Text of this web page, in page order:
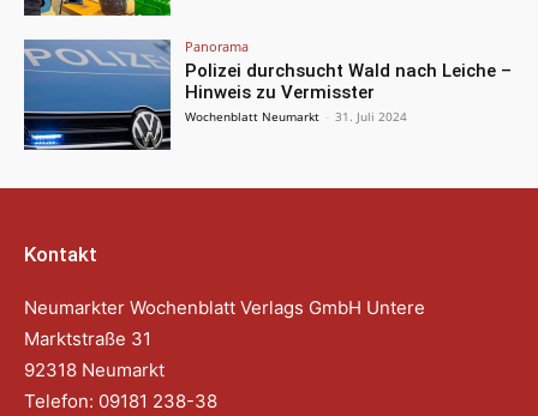
Panorama
Polizei durchsucht Wald nach Leiche –
Hinweis zu Vermisster
Wochenblatt Neumarkt - 31. Juli 2024
Kontakt
Neumarkter Wochenblatt Verlags GmbH Untere
Marktstraße 31
92318 Neumarkt
Telefon: 09181 238-38